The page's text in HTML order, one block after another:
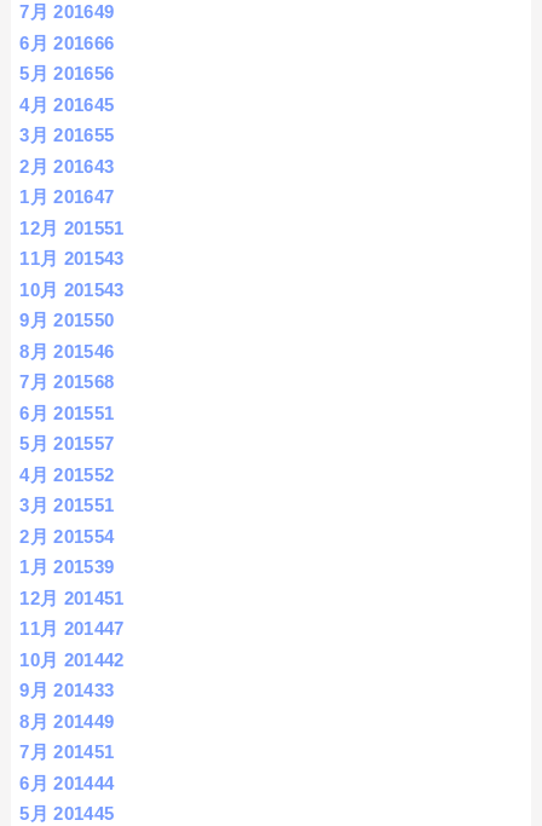
7月 201649
6月 201666
5月 201656
4月 201645
3月 201655
2月 201643
1月 201647
12月 201551
11月 201543
10月 201543
9月 201550
8月 201546
7月 201568
6月 201551
5月 201557
4月 201552
3月 201551
2月 201554
1月 201539
12月 201451
11月 201447
10月 201442
9月 201433
8月 201449
7月 201451
6月 201444
5月 201445